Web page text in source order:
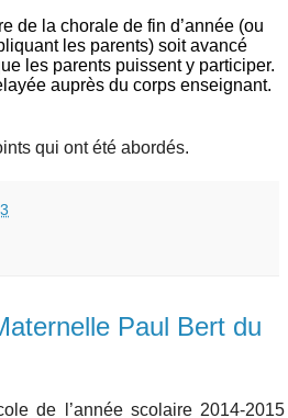
de la chorale de fin d’année (ou
les parents) soit avancé
les parents puissent y participer.
auprès du corps enseignant.
qui ont été abordés.
Paul Bert du
de l’année scolaire 2014-2015